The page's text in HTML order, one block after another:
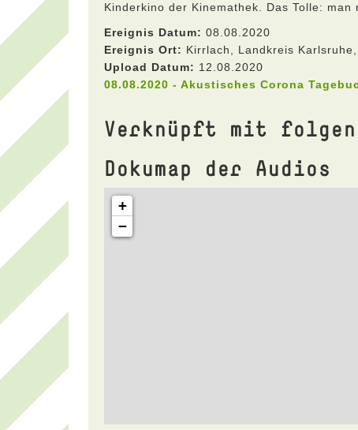
Kinderkino der Kinemathek. Das Tolle:
Ereignis Datum: 08.08.2020
Ereignis Ort: Kirrlach, Landkreis
Upload Datum: 12.08.2020
08.08.2020 - Akustisches Corona
Verknüpft mit
Dokumap der Audios